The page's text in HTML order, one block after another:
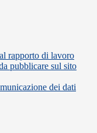
rapporto di lavoro
pubblicare sul sito
dei dati